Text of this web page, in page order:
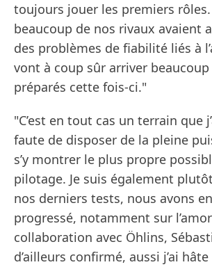
toujours jouer les premiers
beaucoup de nos rivaux avaient
des problèmes de fiabilité liés à
vont à coup sûr arriver
préparés cette fois-ci."
"C’est en tout cas un terrain que
faute de disposer de la pleine
s’y montrer le plus propre
pilotage. Je suis également
nos derniers tests, nous avons
progressé, notamment sur
collaboration avec Öhlins,
d’ailleurs confirmé, aussi j’ai hâte